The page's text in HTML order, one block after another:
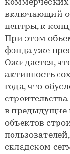
коммерческих
включающий
центры, к
При этом
фонда уже
Ожидается,
активность
года, что
в предыдущие
объектов
складском